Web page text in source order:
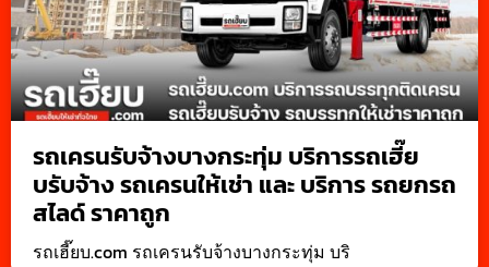
รถเครนรับจ้างบางกระทุ่ม บริการรถเฮี๊ย
บรับจ้าง รถเครนให้เช่า และ บริการ รถยกรถ
สไลด์ ราคาถูก
รถเฮี๊ยบ.com รถเครนรับจ้างบางกระทุ่ม บริ